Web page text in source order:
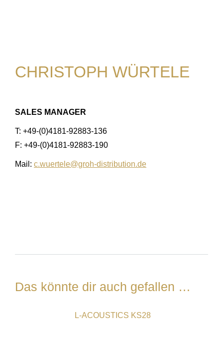
CHRISTOPH WÜRTELE
SALES MANAGER
T: +49-(0)4181-92883-136
F: +49-(0)4181-92883-190
Mail: c.wuertele@groh-distribution.de
Das könnte dir auch gefallen …
L-ACOUSTICS KS28